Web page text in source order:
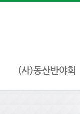
(사)동산반야회